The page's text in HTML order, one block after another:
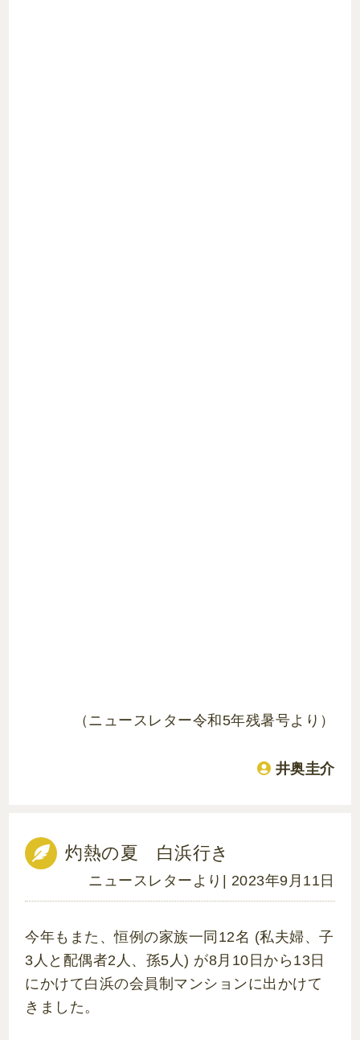
（ニュースレター令和5年残暑号より）
井奥圭介
灼熱の夏 白浜行き
ニュースレターより | 2023年9月11日
今年もまた、恒例の家族一同12名 (私夫婦、子
3人と配偶者2人、孫5人) が8月10日から13日
にかけて白浜の会員制マンションに出かけて
きました。